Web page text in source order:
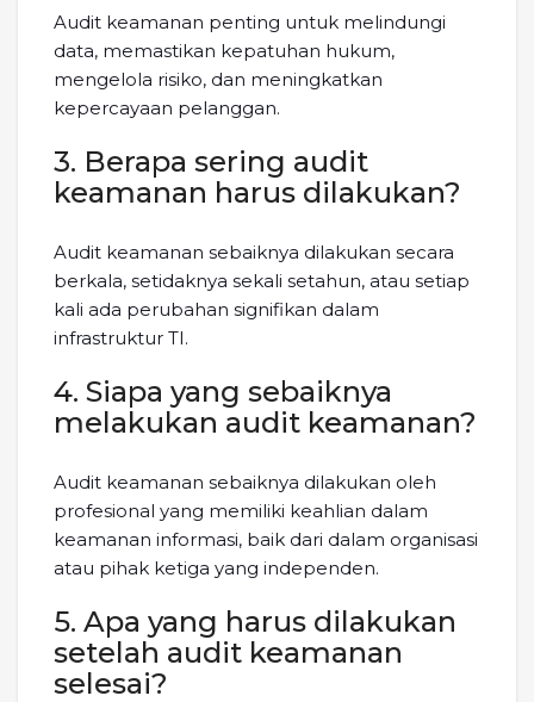
Audit keamanan penting untuk melindungi
data, memastikan kepatuhan hukum,
mengelola risiko, dan meningkatkan
kepercayaan pelanggan.
3. Berapa sering audit
keamanan harus dilakukan?
Audit keamanan sebaiknya dilakukan secara
berkala, setidaknya sekali setahun, atau setiap
kali ada perubahan signifikan dalam
infrastruktur TI.
4. Siapa yang sebaiknya
melakukan audit keamanan?
Audit keamanan sebaiknya dilakukan oleh
profesional yang memiliki keahlian dalam
keamanan informasi, baik dari dalam organisasi
atau pihak ketiga yang independen.
5. Apa yang harus dilakukan
setelah audit keamanan
selesai?